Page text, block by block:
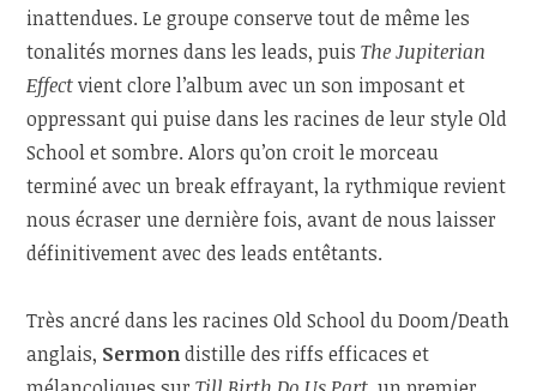
inattendues. Le groupe conserve tout de même les
tonalités mornes dans les leads, puisThe Jupiterian
Effectvient clore l’album avec un son imposant et
oppressant qui puise dans les racines de leur style Old
School et sombre. Alors qu’on croit le morceau
terminé avec un break effrayant, la rythmique revient
nous écraser une dernière fois, avant de nous laisser
définitivement avec des leads entêtants.
Très ancré dans les racines Old School du Doom/Death
anglais, Sermondistille des riffs efficaces et